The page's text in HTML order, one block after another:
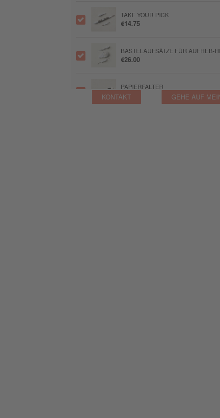
TAKE YOUR PICK
€14.75
BASTELAUFSÄTZE FÜR AUFHEB-
€26.00
PAPIERFALTER
€9.75
KONTAKT GEHE AUF